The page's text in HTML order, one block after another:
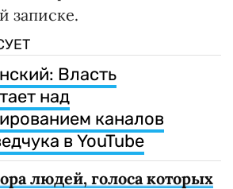
записке.
Власть
над
каналов
в YouTube
людей, голоса которых